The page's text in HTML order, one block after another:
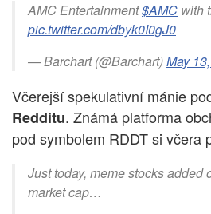
AMC Entertainment$AMC with
pic.twitter.com/dbyk0I0gJ0
— Barchart (@Barchart)May
Včerejší spekulativní mánie
Redditu. Známá platforma
pod symbolem RDDT si včera
Just today, meme stocks added
market cap…